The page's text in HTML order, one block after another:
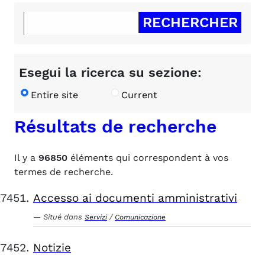
Esegui la ricerca su sezione:
Entire site Current
Résultats de recherche
Il y a 96850 éléments qui correspondent à vos
termes de recherche.
Accesso ai documenti amministrativi
Situé dans Servizi / Comunicazione
Notizie